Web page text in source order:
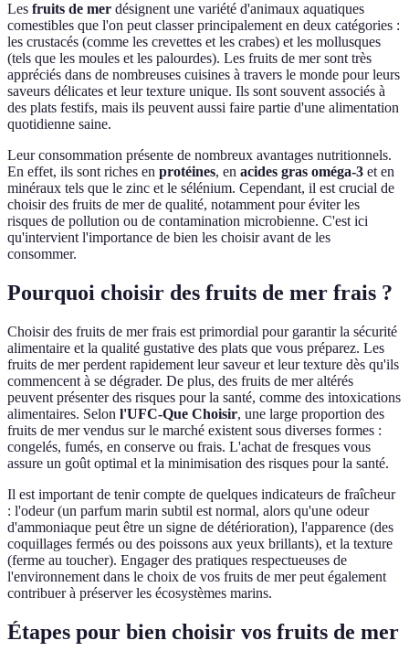
Les fruits de mer désignent une variété d'animaux aquatiques
comestibles que l'on peut classer principalement en deux catégories :
les crustacés (comme les crevettes et les crabes) et les mollusques
(tels que les moules et les palourdes). Les fruits de mer sont très
appréciés dans de nombreuses cuisines à travers le monde pour leurs
saveurs délicates et leur texture unique. Ils sont souvent associés à
des plats festifs, mais ils peuvent aussi faire partie d'une alimentation
quotidienne saine.
Leur consommation présente de nombreux avantages nutritionnels.
En effet, ils sont riches en protéines, en acides gras oméga-3 et en
minéraux tels que le zinc et le sélénium. Cependant, il est crucial de
choisir des fruits de mer de qualité, notamment pour éviter les
risques de pollution ou de contamination microbienne. C'est ici
qu'intervient l'importance de bien les choisir avant de les
consommer.
Pourquoi choisir des fruits de mer frais ?
Choisir des fruits de mer frais est primordial pour garantir la sécurité
alimentaire et la qualité gustative des plats que vous préparez. Les
fruits de mer perdent rapidement leur saveur et leur texture dès qu'ils
commencent à se dégrader. De plus, des fruits de mer altérés
peuvent présenter des risques pour la santé, comme des intoxications
alimentaires. Selon l'UFC-Que Choisir, une large proportion des
fruits de mer vendus sur le marché existent sous diverses formes :
congelés, fumés, en conserve ou frais. L'achat de fresques vous
assure un goût optimal et la minimisation des risques pour la santé.
Il est important de tenir compte de quelques indicateurs de fraîcheur
: l'odeur (un parfum marin subtil est normal, alors qu'une odeur
d'ammoniaque peut être un signe de détérioration), l'apparence (des
coquillages fermés ou des poissons aux yeux brillants), et la texture
(ferme au toucher). Engager des pratiques respectueuses de
l'environnement dans le choix de vos fruits de mer peut également
contribuer à préserver les écosystèmes marins.
Étapes pour bien choisir vos fruits de mer